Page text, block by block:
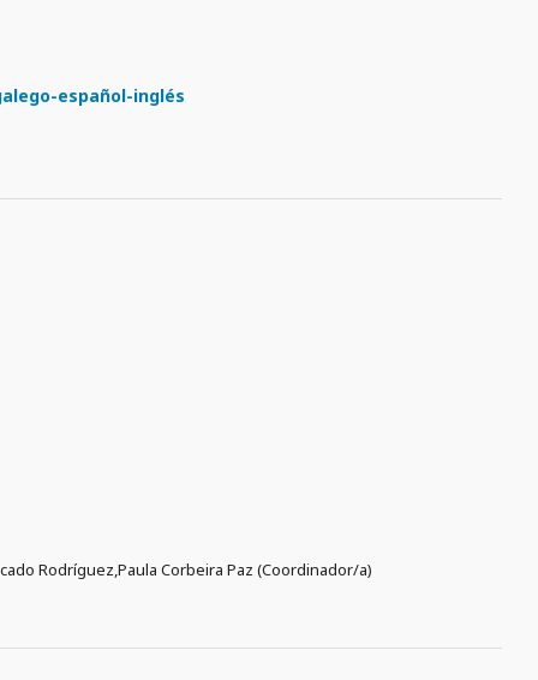
español-inglés
Rodríguez,Paula Corbeira Paz (Coordinador/a)